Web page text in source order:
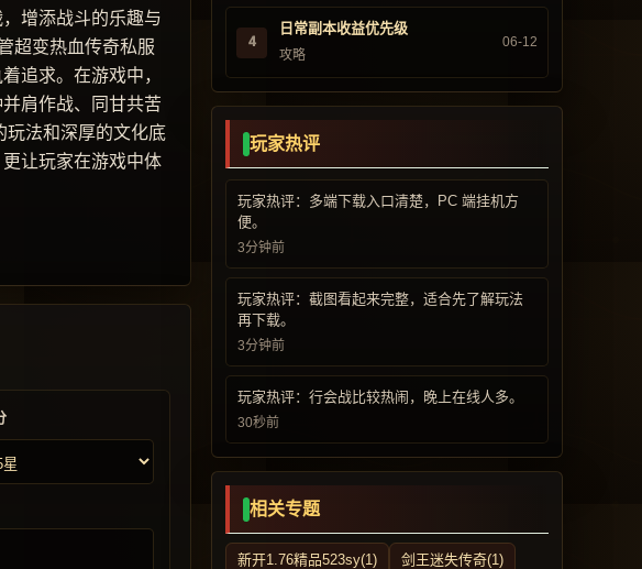
增添战斗的乐趣与
超变热血传奇私服
追求。在游戏中，
肩作战、同甘共苦
玩法和深厚的文化底
让玩家在游戏中体
4
日常副本收益优先级
攻略
06-12
玩家热评
玩家热评：多端下载入口清楚，PC 端挂机方
便。
3分钟前
玩家热评：截图看起来完整，适合先了解玩法
再下载。
3分钟前
玩家热评：行会战比较热闹，晚上在线人多。
30秒前
相关专题
新开1.76精品523sy(1)
剑王迷失传奇(1)